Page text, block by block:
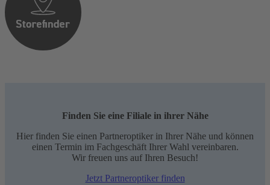
Finden Sie eine Filiale in ihrer Nähe
Hier finden Sie einen Partneroptiker in Ihrer Nähe und können
einen Termin im Fachgeschäft Ihrer Wahl vereinbaren.
Wir freuen uns auf Ihren Besuch!
Jetzt Partneroptiker finden